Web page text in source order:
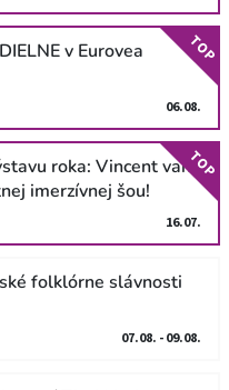
v Eurovea
06.08.
TOP
roka: Vincent van
imerzívnej šou!
16.07.
TOP
folklórne slávnosti
07.08. - 09.08.